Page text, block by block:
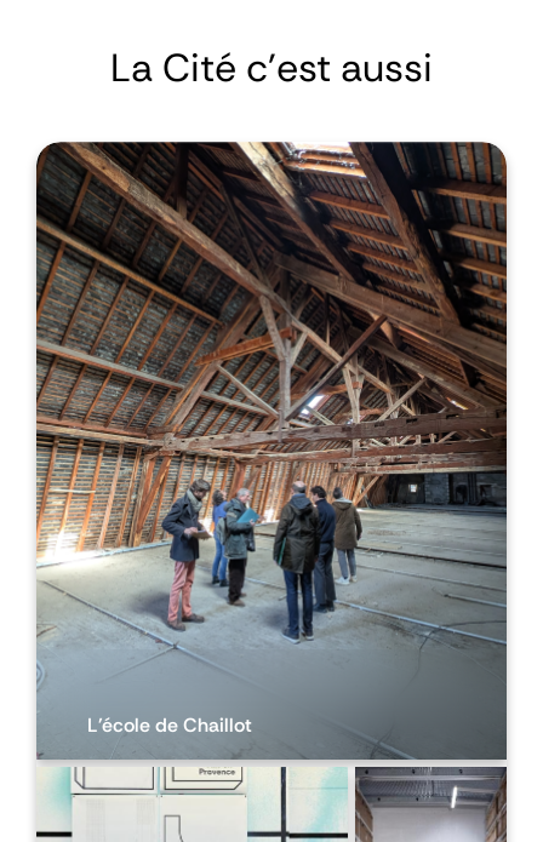
La Cité c'est aussi
L'école de Chaillot